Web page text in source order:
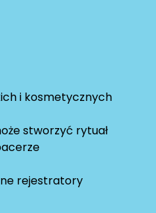
i kosmetycznych
stworzyć rytuał
rejestratory